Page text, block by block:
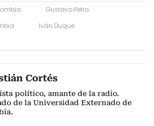
Gustavo Petro
Iván Duque
Cortés
político, amante de la radio.
de la Universidad Externado de